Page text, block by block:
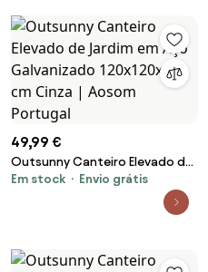
Sem Fundo 108x88x36 cm
Madeira Natural | Aosom
49,99 €
Outsunny Canteiro Elevado de
Jardim em Aço Galvanizado
120x120x30 cm Cinza | Aosom
Em stock Envio grátis